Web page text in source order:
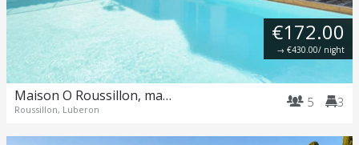
€172.00
→ €430.00/ night
Maison O Roussillon, maison dans la forêt
Roussillon, Luberon 5 3